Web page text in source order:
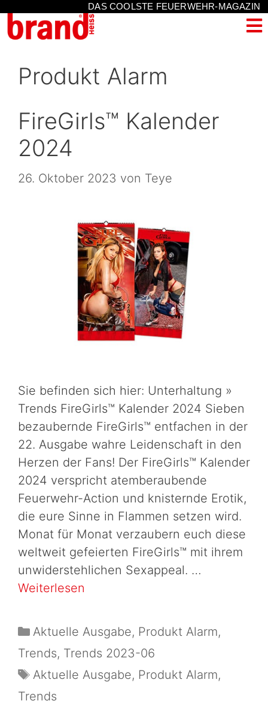
DAS COOLSTE FEUERWEHR-MAGAZIN
Produkt Alarm
FireGirls™ Kalender
2024
26. Oktober 2023 von Teye
Sie befinden sich hier: Unterhaltung »
Trends FireGirls™ Kalender 2024 Sieben
bezaubernde FireGirls™ entfachen in der
22. Ausgabe wahre Leidenschaft in den
Herzen der Fans! Der FireGirls™ Kalender
2024 verspricht atemberaubende
Feuerwehr-Action und knisternde Erotik,
die eure Sinne in Flammen setzen wird.
Monat für Monat verzaubern euch diese
weltweit gefeierten FireGirls™ mit ihrem
unwiderstehlichen Sexappeal. …
Weiterlesen
Aktuelle Ausgabe, Produkt Alarm,
Trends, Trends 2023-06
Aktuelle Ausgabe, Produkt Alarm,
Trends